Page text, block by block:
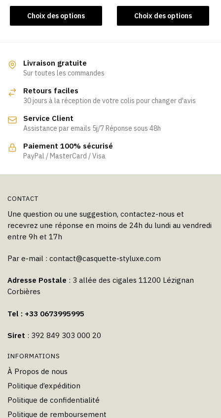
produit
Choix des options
produit
a
Les
options
peuvent
être
sur
la
page
du
Choix des options
Ce
produit
peuvent
être
Livraison gratuite
Sur toutes les commandes
Retours faciles
30 jours à la réception de votre colis pour changer d'avis
Service Client
Assistance par emails 5j/7 Réponse sous 48h
Paiement 100% sécurisé
PayPal / MasterCard / Visa
CONTACT
Une question ou une suggestion, contactez-nous et
recevrez une réponse en moins de 24h du lundi au vendredi
entre 9h et 17h
Par e-mail : contact@casquette-styluxe.com
Adresse Postale : 3 allée des cigales 11200 Lézignan
Corbières
Tel : +33 0673995995
Siret : 392 849 303 000 20
INFORMATIONS
À Propos de nous
Politique d’expédition
Politique de confidentialité
Politique de remboursement